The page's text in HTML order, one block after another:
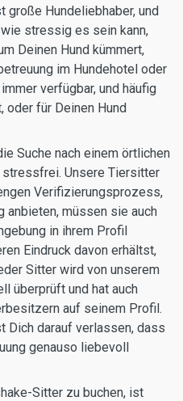
Hundeliebhaber, und
stressig es sein kann,
Deinen Hund kümmert,
im Hundehotel oder
verfügbar, und häufig
für Deinen Hund
Suche nach einem örtlichen
Unsere Tiersitter
Verifizierungsprozess,
anbieten, müssen sie auch
in ihrem Profil
Eindruck davon erhältst,
Sitter wird von unserem
überprüft und hat auch
auf seinem Profil.
Dich darauf verlassen, dass
genauso liebevoll
Sitter zu buchen, ist